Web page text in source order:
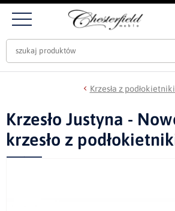
Krzesła z
Krzesło Justyna -
krzesło z